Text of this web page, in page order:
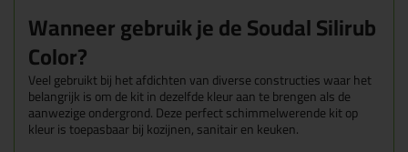
Wanneer gebruik je de Soudal Silirub
Color?
Veel gebruikt bij het afdichten van diverse constructies waar het
belangrijk is om de kit in dezelfde kleur aan te brengen als de
aanwezige ondergrond. Deze perfect schimmelwerende kit op
kleur is toepasbaar bij kozijnen, sanitair en keuken.